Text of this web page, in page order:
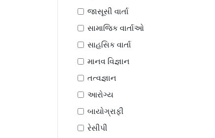
જાસૂસી વાર્તા
સામાજિક વાર્તાઓ
સાહસિક વાર્તા
માનવ વિજ્ઞાન
તત્વજ્ઞાન
આરોગ્ય
બાયોગ્રાફી
રેસીપી